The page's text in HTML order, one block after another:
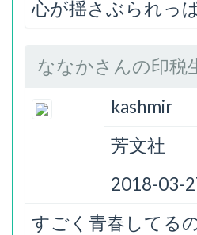
心が揺さぶられっ
ななかさんの印税
kashmir
芳文社
2018-03-
すごく青春してる